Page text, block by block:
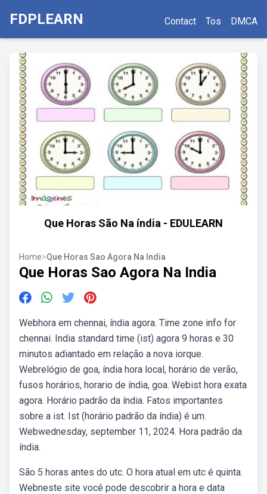
FDPLEARN Contact Tos DMCA
Que Horas São Na índia - EDULEARN
Home>Que Horas Sao Agora Na India
Que Horas Sao Agora Na India
Webhora em chennai, índia agora. Time zone info for
chennai. India standard time (ist) agora 9 horas e 30
minutos adiantado em relação a nova iorque.
Webrelógio de goa, índia hora local, horário de verão,
fusos horários, horario de índia, goa. Webist hora exata
agora. Horário padrão da índia. Fatos importantes
sobre a ist. Ist (horário padrão da índia) é um.
Webwednesday, september 11, 2024. Hora padrão da
índia.
São 5 horas antes do utc. O hora atual em utc é quinta.
Webneste site você pode descobrir a hora e data